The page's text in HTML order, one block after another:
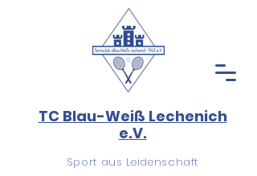
TC Blau-Weiß Lechenich
e.V.
Sport aus Leidenschaft